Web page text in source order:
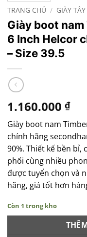
TRANG CHỦ / GIÀY
Giày boot nam
6 Inch Helcor
– Size 39.5
1.160.000 ₫
Giày boot nam
chính hãng
90%. Thiết kế bền
phối cùng nhiều
được tuyển chọn và
hãng, giá tốt hơn
Còn 1 trong kho